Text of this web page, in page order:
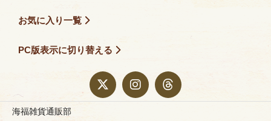
お気に入り一覧
PC版表示に切り替える
海福雑貨通販部